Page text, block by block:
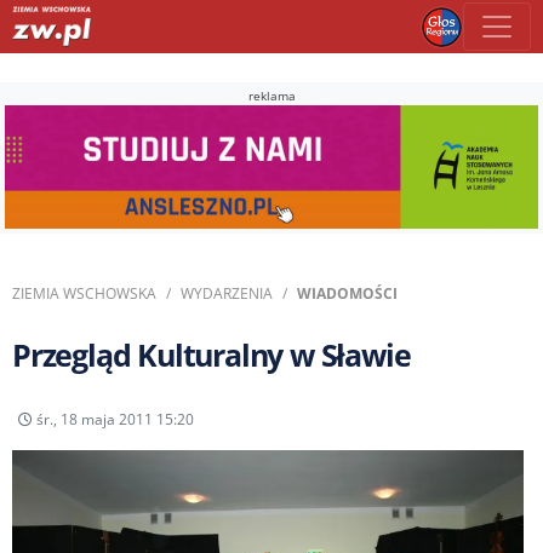
reklama
ZIEMIA WSCHOWSKA WYDARZENIA WIADOMOŚCI
Przegląd Kulturalny w Sławie
śr., 18 maja 2011 15:20